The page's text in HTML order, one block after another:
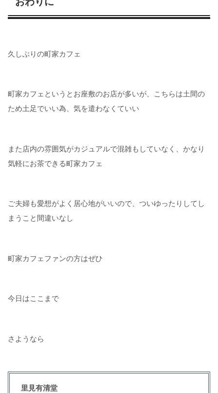
久しぶりの町家カフェ
町家カフェというとお座敷のお店が多いが、こちらは土間の
ため土足でいい為、気を遣わなくていい
また店内の雰囲気がカジュアルで混雑もしていなく、かなり
気軽にお茶できる町家カフェ
ご夫婦も愛想がよく居心地がいいので、ついゆったりしてし
まうこと間違いなし
町家カフェファンの方はぜひ
今日はここまで
さようなら
里見有清堂